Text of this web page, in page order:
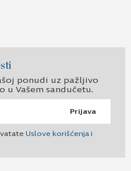
ponudi uz pažljivo
Vašem sandučetu.
Prijava
Uslove korišćenja i